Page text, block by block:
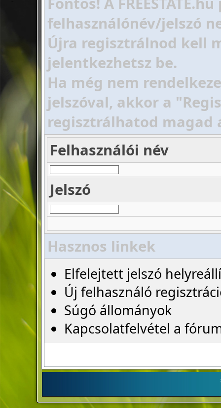
felhasználónév/jelszó
Újra regisztrálnod kell
jelentkezhetsz be.
Ha még nem
jelszóval, akkor a
regisztrálhatod magad
Felhasználói név
Jelszó
Hasznos linkek
Elfelejtett jelszó
Új felhasználó
Súgó állományok
Kapcsolatfelvétel a